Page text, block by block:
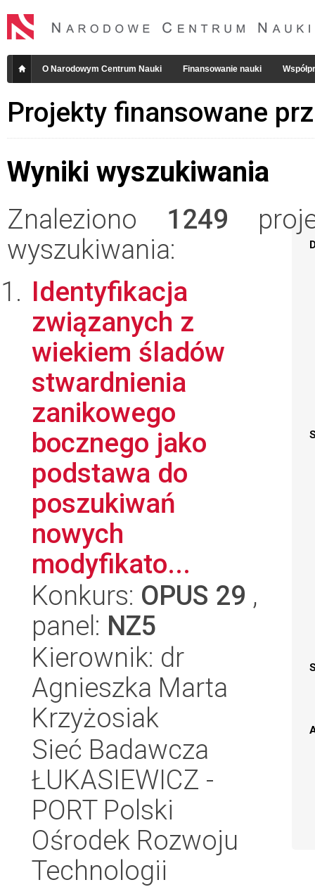
O Narodowym Centrum Nauki Finansowanie nauki
Projekty finansowane
Wyniki wyszukiwania
Znaleziono 1249
wyszukiwania:
Identyfikacja
związanych z
wiekiem śladów
stwardnienia
zanikowego
bocznego jako
podstawa do
poszukiwań
nowych
modyfikato...
Konkurs: OPUS 29 ,
panel: NZ5
Kierownik: dr
Agnieszka Marta
Krzyżosiak
Sieć Badawcza
ŁUKASIEWICZ -
PORT Polski
Ośrodek Rozwoju
Technologii